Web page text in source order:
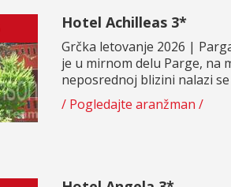
Hotel Achilleas 3*
Grčka letovanje 2026 |
je u mirnom delu Parge, na
neposrednoj blizini nalazi
/ Pogledajte aranžman /